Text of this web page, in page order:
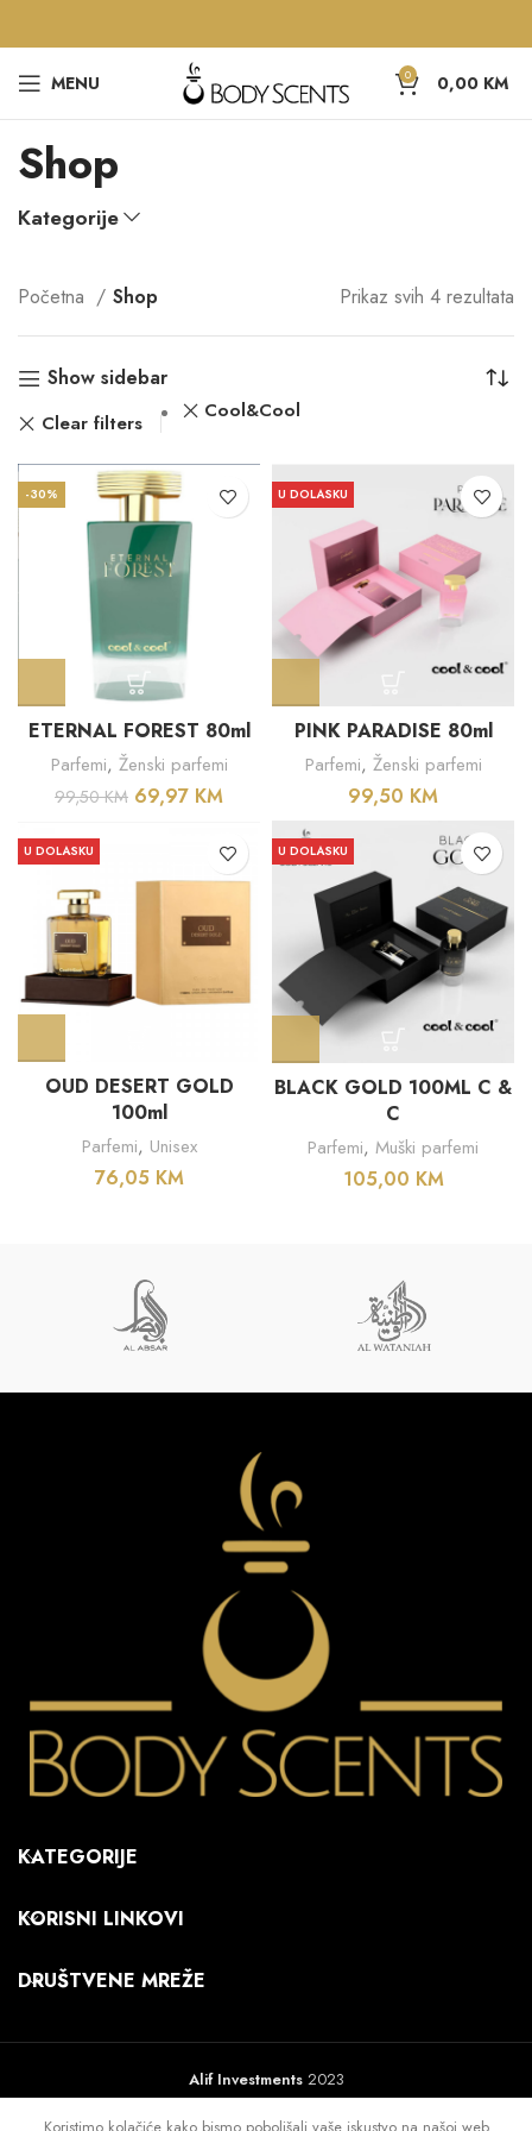
MENU 0 0,00 KM
Shop
Kategorije
Početna Shop Prikaz svih 4 rezultata
Show sidebar
Clear filters Cool&Cool
-30%
ETERNAL FOREST 80ml
Parfemi, Ženski parfemi
99,50KM 69,97 KM
U DOLASKU
PINK PARADISE 80ml
Parfemi, Ženski parfemi
99,50 KM
U DOLASKU
OUD DESERT GOLD
100ml
Parfemi, Unisex
76,05 KM
U DOLASKU
BLACK GOLD 100ML C &
C
Parfemi, Muški parfemi
105,00 KM
KATEGORIJE
KORISNI LINKOVI
DRUŠTVENE MREŽE
Alif Investments 2023